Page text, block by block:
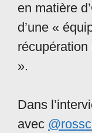
en matière
d’une «
».
Dans
avec